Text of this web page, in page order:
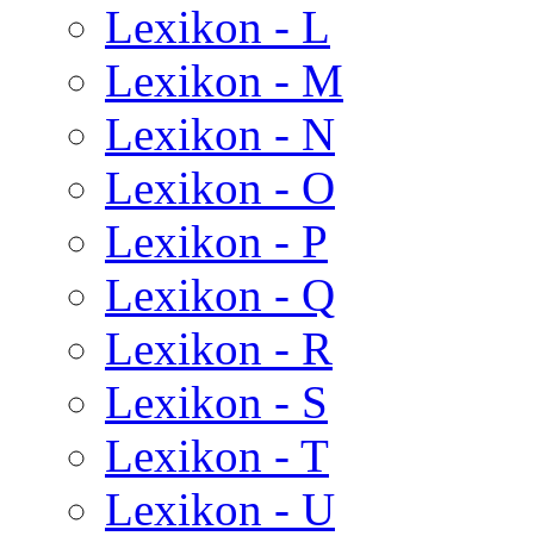
Lexikon - L
Lexikon - M
Lexikon - N
Lexikon - O
Lexikon - P
Lexikon - Q
Lexikon - R
Lexikon - S
Lexikon - T
Lexikon - U